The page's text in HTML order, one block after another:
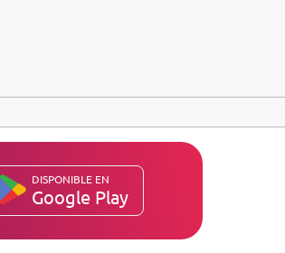
DISPONIBLE EN
Google Play